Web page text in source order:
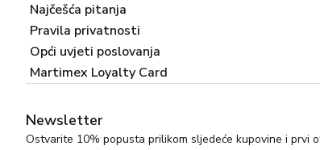
Najčešća pitanja
Pravila privatnosti
Opći uvjeti poslovanja
Martimex Loyalty Card
Newsletter
Ostvarite 10% popusta prilikom sljedeće kupovine i prvi